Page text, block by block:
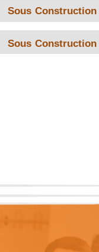
Sous Construction
Sous Construction